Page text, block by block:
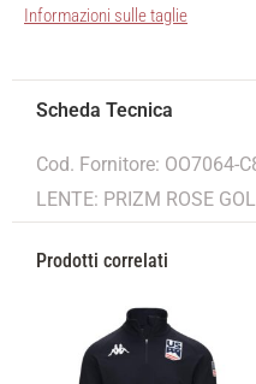
Informazioni sulle taglie
Cod. Fornitore: OO7064-
LENTE: PRIZM ROSE
Prodotti correlati